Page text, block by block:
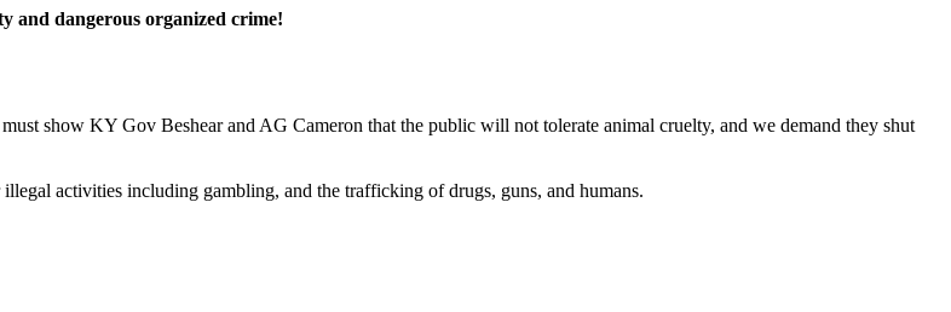
and dangerous organized crime!
show KY Gov Beshear and AG Cameron that the public will not tolerate animal cruelty, and we demand they shut
activities including gambling, and the trafficking of drugs, guns, and humans.